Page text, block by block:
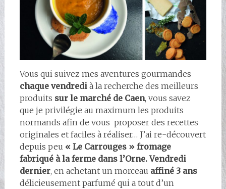
Vous qui suivez mes aventures gourmandes
chaque vendredià la recherche des meilleurs
produits sur le marché de Caen, vous savez
que je privilégie au maximum les produits
normands afin de vous proposer des recettes
originales et faciles à réaliser… J’ai re-découvert
depuis peu « Le Carrouges » fromage
fabriqué à la ferme dans l’Orne.Vendredi
dernier, en achetant un morceau affiné 3 ans
délicieusement parfumé qui a tout d’un